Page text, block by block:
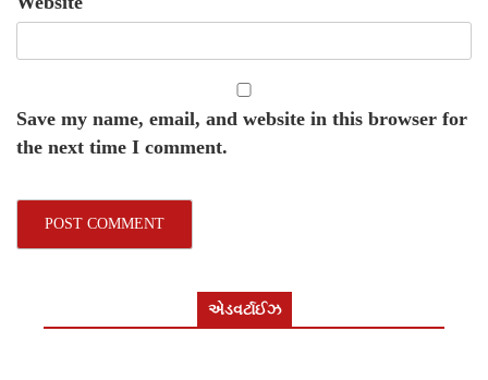
Save my name, email, and website in this browser for
the next time I comment.
એડવર્ટાઈઝ